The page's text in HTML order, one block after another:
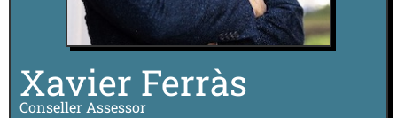
Xavier Ferràs
Conseller Assessor